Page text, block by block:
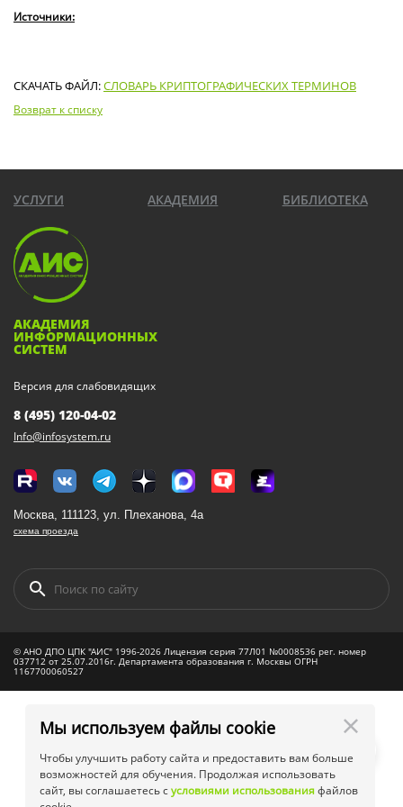
Источники:
СКАЧАТЬ ФАЙЛ:СЛОВАРЬ КРИПТОГРАФИЧЕСКИХ ТЕРМИНОВ
Возврат к списку
УСЛУГИ АКАДЕМИЯ БИБЛИОТЕКА
АКАДЕМИЯ
ИНФОРМАЦИОННЫХ
СИСТЕМ
Версия для слабовидящих
8 (495) 120-04-02
Info@infosystem.ru
Москва, 111123, ул. Плеханова, 4а
схема проезда
© АНО ДПО ЦПК "АИС" 1996-2026 Лицензия серия 77Л01 №0008536 рег. номер
037712 от 25.07.2016г. Департамента образования г. Москвы ОГРН
1167700060527
Мы используем файлы cookie
Чтобы улучшить работу сайта и предоставить вам больше
возможностей для обучения. Продолжая использовать
сайт, вы соглашаетесь сусловиями использованияфайлов